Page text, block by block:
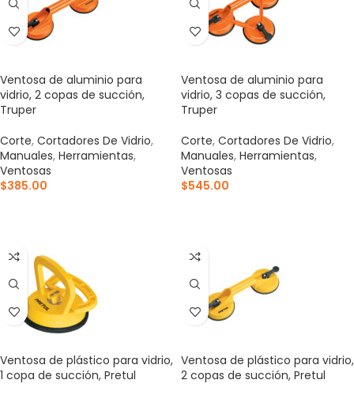
Ventosa de aluminio para
vidrio, 2 copas de succión,
Truper
Corte, Cortadores De Vidrio,
Manuales, Herramientas,
Ventosas
$385.00
Ventosa de aluminio para
vidrio, 3 copas de succión,
Truper
Corte, Cortadores De Vidrio,
Manuales, Herramientas,
Ventosas
$545.00
Ventosa de plástico para vidrio,
1 copa de succión, Pretul
Ventosa de plástico para vidrio,
2 copas de succión, Pretul